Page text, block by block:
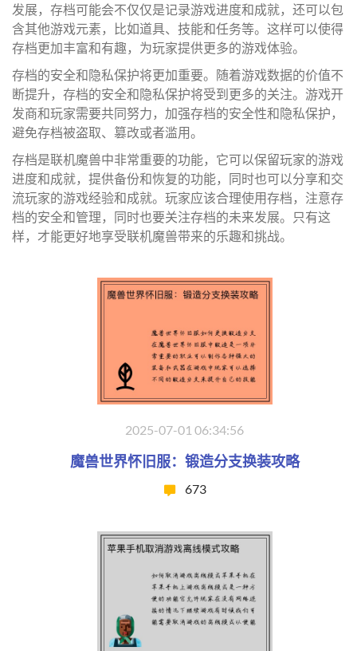
发展，存档可能会不仅仅是记录游戏进度和成就，还可以包
含其他游戏元素，比如道具、技能和任务等。这样可以使得
存档更加丰富和有趣，为玩家提供更多的游戏体验。
存档的安全和隐私保护将更加重要。随着游戏数据的价值不
断提升，存档的安全和隐私保护将受到更多的关注。游戏开
发商和玩家需要共同努力，加强存档的安全性和隐私保护，
避免存档被盗取、篡改或者滥用。
存档是联机魔兽中非常重要的功能，它可以保留玩家的游戏
进度和成就，提供备份和恢复的功能，同时也可以分享和交
流玩家的游戏经验和成就。玩家应该合理使用存档，注意存
档的安全和管理，同时也要关注存档的未来发展。只有这
样，才能更好地享受联机魔兽带来的乐趣和挑战。
2025-07-01 06:34:56
魔兽世界怀旧服：锻造分支换装攻略
673